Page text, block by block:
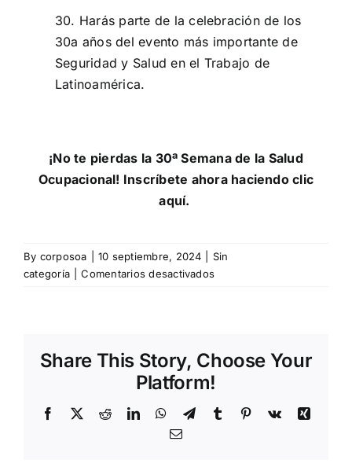
30. Harás parte de la celebración de los
30a años del evento más importante de
Seguridad y Salud en el Trabajo de
Latinoamérica.
¡No te pierdas la 30ª Semana de la Salud
Ocupacional! Inscríbete ahora haciendo clic
aquí.
By corposoa 10 septiembre, 2024
Sin
categoría
Comentarios desactivadosen
en
la
Semana
Share This Story, Choose Your
Platform!
Facebook
X RedditLinkedInWhatsApp
TelegramTumblr Pinterest
Vk
Xing
Email